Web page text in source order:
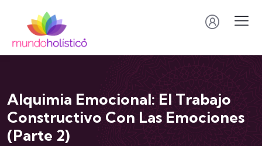
Alquimia Emocional: El Trabajo
Constructivo Con Las Emociones
(Parte 2)